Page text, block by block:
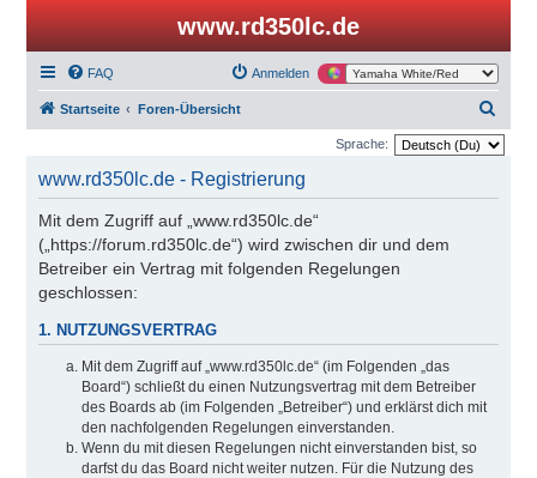
www.rd350lc.de
FAQ Anmelden
Startseite Foren-Übersicht
u
Sprache:
www.rd350lc.de - Registrierung
Mit dem Zugriff auf „www.rd350lc.de“
(„https://forum.rd350lc.de“) wird zwischen dir und dem
Betreiber ein Vertrag mit folgenden Regelungen
geschlossen:
1. NUTZUNGSVERTRAG
Mit dem Zugriff auf „www.rd350lc.de“ (im Folgenden „das
Board“) schließt du einen Nutzungsvertrag mit dem Betreiber
des Boards ab (im Folgenden „Betreiber“) und erklärst dich mit
den nachfolgenden Regelungen einverstanden.
Wenn du mit diesen Regelungen nicht einverstanden bist, so
darfst du das Board nicht weiter nutzen. Für die Nutzung des